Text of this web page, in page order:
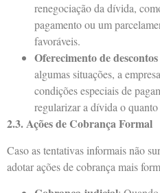
renegociação da dívida,
pagamento ou um
favoráveis.
Oferecimento de
algumas situações, a
condições especiais de
regularizar a dívida o quanto
2.3. Ações de Cobrança Formal
Caso as tentativas informais não
adotar ações de cobrança mais